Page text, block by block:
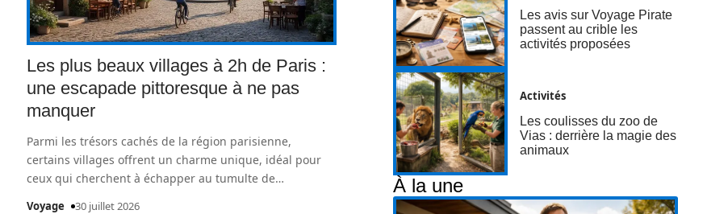
Les plus beaux villages à 2h de Paris :
une escapade pittoresque à ne pas
manquer
Parmi les trésors cachés de la région parisienne,
certains villages offrent un charme unique, idéal pour
ceux qui cherchent à échapper au tumulte de…
Voyage 30 juillet 2026
Les avis sur Voyage Pirate
passent au crible les
activités proposées
Activités
Les coulisses du zoo de
Vias : derrière la magie des
animaux
À la une